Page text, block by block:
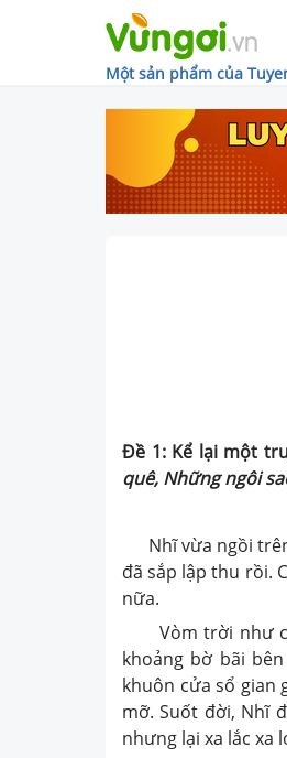
Một sản phẩm của
Đề 1: Kể lại một
quê, Những ngôi
Nhĩ vừa ngồi
đã sắp lập thu rồi.
nữa.
Vòm trời như
khoảng bờ bãi
khuôn cửa sổ gian
mỡ. Suốt đời, Nhĩ
nhưng lại xa lắc xa